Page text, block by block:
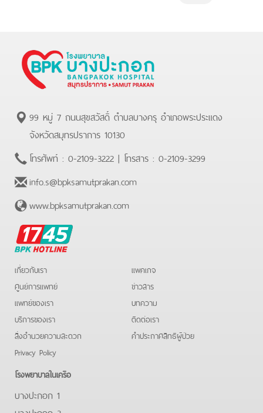
99 หมู่ 7 ถนนสุขสวัสดิ์ ตำบลบางครุ อำเภอพระประแดง
จังหวัดสมุทรปราการ 10130
โทรศัพท์ : 0-2109-3222 | โทรสาร : 0-2109-3299
info.s@bpksamutprakan.com
www.bpksamutprakan.com
BPK
Hotline
เกี่ยวกับเรา
ศูนย์การแพทย์
แพทย์ของเรา
บริการของเรา
สิ่งอำนวยความสะดวก
Privacy Policy
แพคเกจ
ข่าวสาร
บทความ
ติดต่อเรา
คําประกาศสิทธิผู้ป่วย
โรงพยาบาลในเครือ
บางปะกอก 1